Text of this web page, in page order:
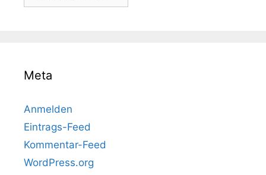
Meta
Anmelden
Eintrags-Feed
Kommentar-Feed
WordPress.org